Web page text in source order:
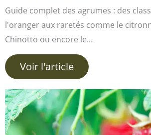
Guide complet des agrumes : des
l'oranger aux raretés comme le
Chinotto ou encore le…
Voir l'article